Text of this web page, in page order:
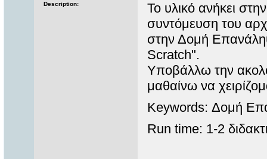
Description:
Το υλικό ανήκει
συντόμευση του
στην Δομή
Scratch".
Υποβάλλω την
μαθαίνω να
Keywords: Δομή
Run time: 1-2